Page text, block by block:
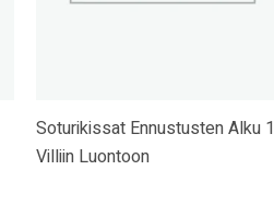
Soturikissat Ennustusten Alku 1
Villiin Luontoon